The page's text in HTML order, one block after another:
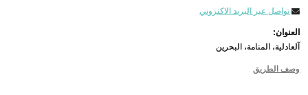
تواصل عبر البريد الاكتروني
العنوان:
آلعادلية، المنامة، البحرين
وصف الطريق